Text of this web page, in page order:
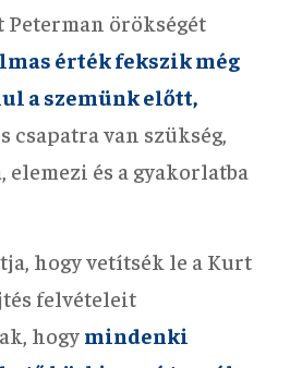
örökségét
érték fekszik még
a szemünk előtt,
csapatra van szükség,
elemezi és a gyakorlatba
hogy vetítsék le a Kurt
felvételeit
hogy mindenki